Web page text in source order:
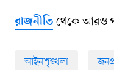
রাজনীতিথেকে আরও
আইনশৃঙ্খলা